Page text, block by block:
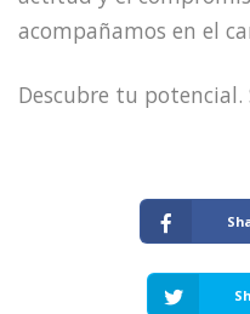
acompañamos en el
Descubre tu potencial.